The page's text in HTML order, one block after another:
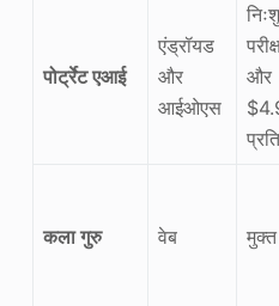
पोर्ट्रेट एआई
एंड्रॉयड
और
आईओएस
और
कला गुरु वेब मुक्त